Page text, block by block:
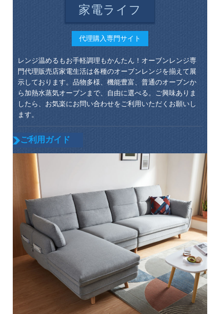
家電ライフ
代理購入専門サイト
レンジ温めるもお手軽調理もかんたん！オーブンレンジ専
門代理販売店家電生活は各種のオーブンレンジを揃えて展
示しております。品物多様、機能豊富、普通のオーブンか
ら加熱水蒸気オーブンまで、自由に選べる。ご興味ありま
したら、お気楽にお問い合わせをご利用いただくお願いし
ます。
ご利用ガイド